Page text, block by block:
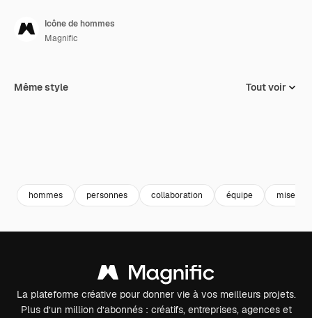
Icône de hommes
Magnific
Même style Tout voir
hommes personnes collaboration équipe mise en
La plateforme créative pour donner vie à vos meilleurs projets.
Plus d’un million d’abonnés : créatifs, entreprises, agences et